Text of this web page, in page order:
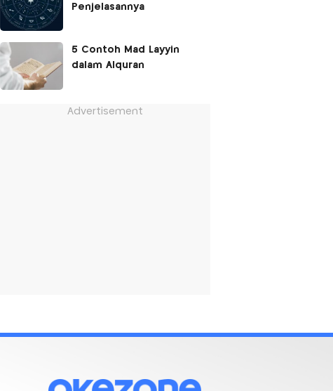
Penjelasannya
5 Contoh Mad Layyin
dalam Alquran
Advertisement